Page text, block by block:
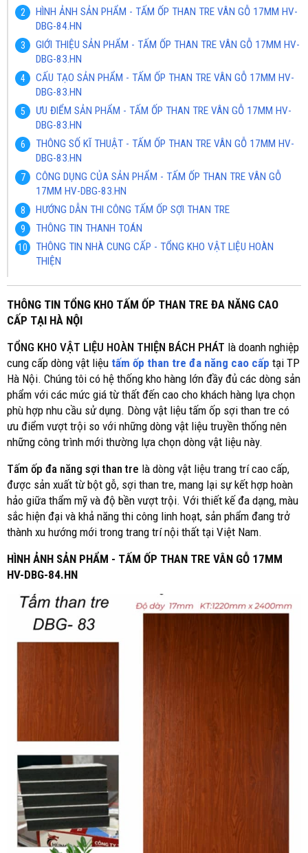
HÌNH ẢNH SẢN PHẨM - TẤM ỐP THAN TRE VÂN GỖ 17MM HV-
DBG-84.HN
GIỚI THIỆU SẢN PHẨM - TẤM ỐP THAN TRE VÂN GỖ 17MM HV-
DBG-83.HN
CẤU TẠO SẢN PHẨM - TẤM ỐP THAN TRE VÂN GỖ 17MM HV-
DBG-83.HN
ƯU ĐIỂM SẢN PHẨM - TẤM ỐP THAN TRE VÂN GỖ 17MM HV-
DBG-83.HN
THÔNG SỐ KĨ THUẬT - TẤM ỐP THAN TRE VÂN GỖ 17MM HV-
DBG-83.HN
CÔNG DỤNG CỦA SẢN PHẨM - TẤM ỐP THAN TRE VÂN GỖ
17MM HV-DBG-83.HN
HƯỚNG DẪN THI CÔNG TẤM ỐP SỢI THAN TRE
THÔNG TIN THANH TOÁN
THÔNG TIN NHÀ CUNG CẤP - TỔNG KHO VẬT LIỆU HOÀN
THIỆN
THÔNG TIN TỔNG KHO TẤM ỐP THAN TRE ĐA NĂNG CAO
CẤP TẠI HÀ NỘI
TỔNG KHO VẬT LIỆU HOÀN THIỆN BÁCH PHÁT là doanh nghiệp
cung cấp dòng vật liệu tấm ốp than tre đa năng cao cấp tại TP
Hà Nội. Chúng tôi có hệ thống kho hàng lớn đầy đủ các dòng sản
phẩm với các mức giá từ thất đến cao cho khách hàng lựa chọn
phù hợp nhu cầu sử dụng. Dòng vật liệu tấm ốp sợi than tre có
ưu điểm vượt trội so với những dòng vật liệu truyền thống nên
những công trình mới thường lựa chọn dòng vật liệu này.
Tấm ốp đa năng sợi than tre là dòng vật liệu trang trí cao cấp,
được sản xuất từ bột gỗ, sợi than tre, mang lại sự kết hợp hoàn
hảo giữa thẩm mỹ và độ bền vượt trội. Với thiết kế đa dạng, màu
sắc hiện đại và khả năng thi công linh hoạt, sản phẩm đang trở
thành xu hướng mới trong trang trí nội thất tại Việt Nam.
HÌNH ẢNH SẢN PHẨM - TẤM ỐP THAN TRE VÂN GỖ 17MM
HV-DBG-84.HN